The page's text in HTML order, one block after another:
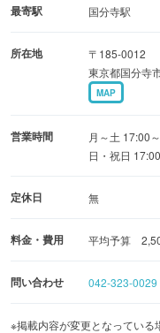
最寄駅 国分寺駅
所在地
〒185-0012
東京都国分寺
MAP
営業時間
月～土 17:00
日・祝日
定休日 無
料金・費用 平均予算
問い合わせ 042-323-0029
※掲載内容が変更となっている